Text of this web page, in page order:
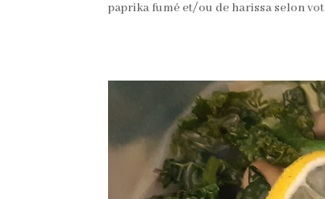
paprika fumé et/ou de harissa selon